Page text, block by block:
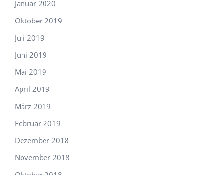
Januar 2020
Oktober 2019
Juli 2019
Juni 2019
Mai 2019
April 2019
März 2019
Februar 2019
Dezember 2018
November 2018